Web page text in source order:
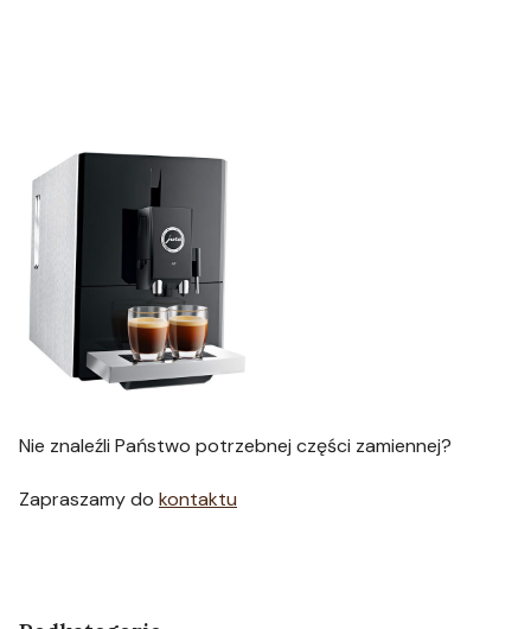
Nie znaleźli Państwo potrzebnej części zamiennej?
Zapraszamy do kontaktu